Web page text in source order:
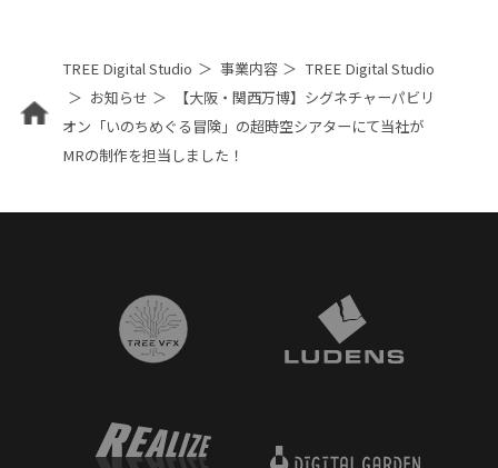
TREE Digital Studio 事業内容
TREE Digital Studio
お知らせ
【大阪・関西万博】シグネチャーパビリ
オン「いのちめぐる冒険」の超時空シアターにて当社が
MRの制作を担当しました！